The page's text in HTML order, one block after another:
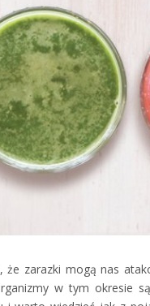
zarazki mogą nas
w tym okresie